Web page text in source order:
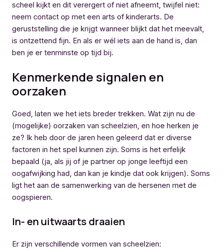
scheel kijkt en dit verergert of niet afneemt, twijfel niet:
neem contact op met een arts of kinderarts. De
geruststelling die je krijgt wanneer blijkt dat het meevalt,
is ontzettend fijn. En als er wél iets aan de hand is, dan
ben je er tenminste op tijd bij.
Kenmerkende signalen en
oorzaken
Goed, laten we het iets breder trekken. Wat zijn nu de
(mogelijke) oorzaken van scheelzien, en hoe herken je
ze? Ik heb door de jaren heen geleerd dat er diverse
factoren in het spel kunnen zijn. Soms is het erfelijk
bepaald (ja, als jij of je partner op jonge leeftijd een
oogafwijking had, dan kan je kindje dat ook krijgen). Soms
ligt het aan de samenwerking van de hersenen met de
oogspieren.
In- en uitwaarts draaien
Er zijn verschillende vormen van scheelzien: